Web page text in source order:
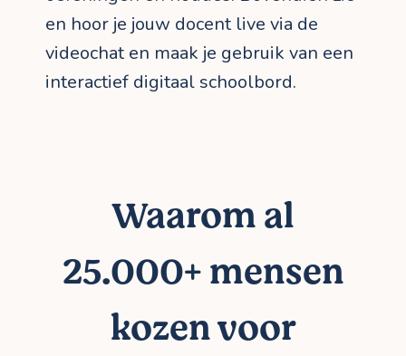
en hoor je jouw docent live via de
videochat en maak je gebruik van een
interactief digitaal schoolbord.
Waarom al
25.000+ mensen
kozen voor